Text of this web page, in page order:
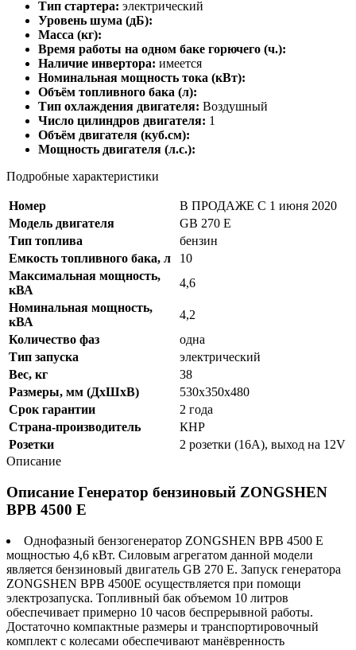
Тип стартера: электрический
Уровень шума (дБ):
Масса (кг):
Время работы на одном баке горючего (ч.):
Наличие инвертора: имеется
Номинальная мощность тока (кВт):
Объём топливного бака (л):
Тип охлаждения двигателя: Воздушный
Число цилиндров двигателя: 1
Объём двигателя (куб.см):
Мощность двигателя (л.с.):
Подробные характеристики
Номер
В ПРОДАЖЕ С 1 июня 2020
Модель двигателя
GB 270 E
Тип топлива
бензин
Емкость топливного бака, л
10
Максимальная мощность,
кВА
4,6
Номинальная мощность,
кВА
4,2
Количество фаз
одна
Тип запуска
электрический
Вес, кг
38
Размеры, мм (ДхШхВ)
530х350х480
Срок гарантии
2 года
Страна-производитель
КНР
Розетки
2 розетки (16A), выход на 12V
Описание
Описание Генератор бензиновый ZONGSHEN
BPB 4500 E
Однофазный бензогенератор ZONGSHEN BPB 4500 E
мощностью 4,6 кВт. Силовым агрегатом данной модели
является бензиновый двигатель GB 270 E. Запуск генератора
ZONGSHEN BPB 4500E осуществляется при помощи
электрозапуска. Топливный бак объемом 10 литров
обеспечивает примерно 10 часов беспрерывной работы.
Достаточно компактные размеры и транспортировочный
комплект с колесами обеспечивают манёвренность